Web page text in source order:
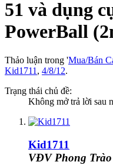
51 và dụng
PowerBall
Thảo luận trong 'Mua/Bán
Kid1711 , 4/8/12.
Trạng thái chủ đề:
Không mở trả lời sau
Kid1711
VĐV Phong Trào